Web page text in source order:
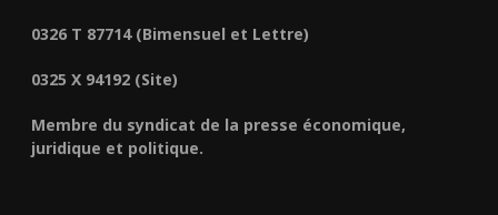
0326 T 87714 (Bimensuel et Lettre)
0325 X 94192 (Site)
Membre du syndicat de la presse économique,
juridique et politique.